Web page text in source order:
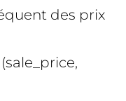
des prix